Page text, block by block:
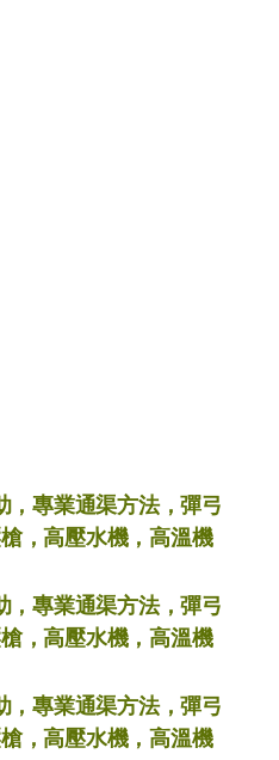
，專業通渠方法，彈弓
，高壓水機，高溫機
，專業通渠方法，彈弓
，高壓水機，高溫機
，專業通渠方法，彈弓
，高壓水機，高溫機